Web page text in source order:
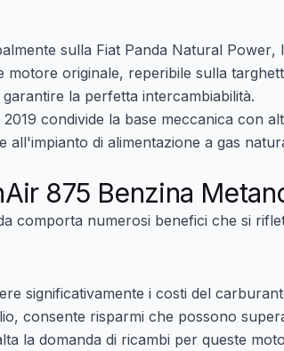
sulla Fiat Panda Natural Power,
motore originale, reperibile sulla
la perfetta intercambiabilità.
condivide la base meccanica con
all'impianto di alimentazione a gas
875 Benzina
comporta numerosi benefici che si
significativamente i costi del
consente risparmi che possono
la domanda di ricambi per queste